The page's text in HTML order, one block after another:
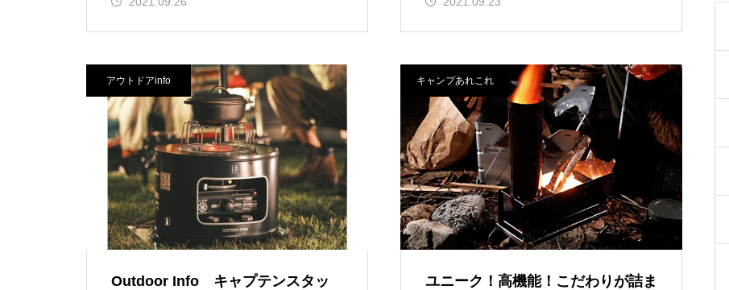
アウトドアinfo
Outdoor Info キャプテンスタッ
キャンプあれこれ
ユニーク！高機能！こだわりが詰ま